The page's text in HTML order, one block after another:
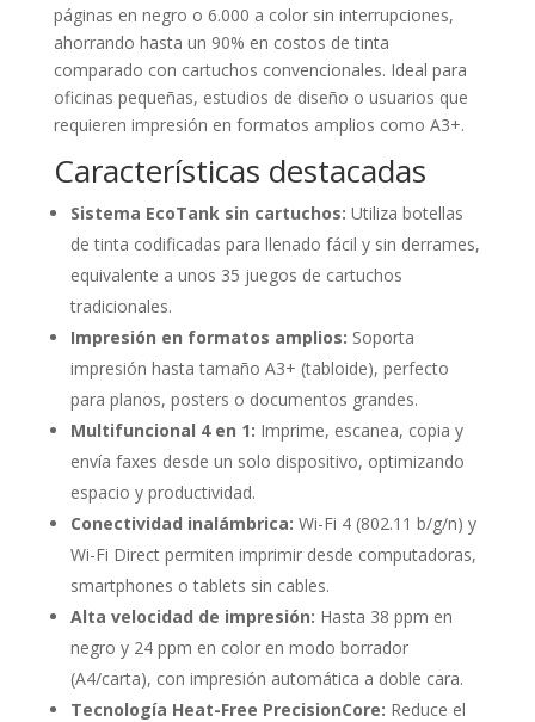
páginas en negro o 6.000 a color sin interrupciones,
ahorrando hasta un 90% en costos de tinta
comparado con cartuchos convencionales. Ideal para
oficinas pequeñas, estudios de diseño o usuarios que
requieren impresión en formatos amplios como A3+.
Características destacadas
Sistema EcoTank sin cartuchos: Utiliza botellas
de tinta codificadas para llenado fácil y sin derrames,
equivalente a unos 35 juegos de cartuchos
tradicionales.
Impresión en formatos amplios: Soporta
impresión hasta tamaño A3+ (tabloide), perfecto
para planos, posters o documentos grandes.
Multifuncional 4 en 1: Imprime, escanea, copia y
envía faxes desde un solo dispositivo, optimizando
espacio y productividad.
Conectividad inalámbrica: Wi-Fi 4 (802.11 b/g/n) y
Wi-Fi Direct permiten imprimir desde computadoras,
smartphones o tablets sin cables.
Alta velocidad de impresión: Hasta 38 ppm en
negro y 24 ppm en color en modo borrador
(A4/carta), con impresión automática a doble cara.
Tecnología Heat-Free PrecisionCore: Reduce el